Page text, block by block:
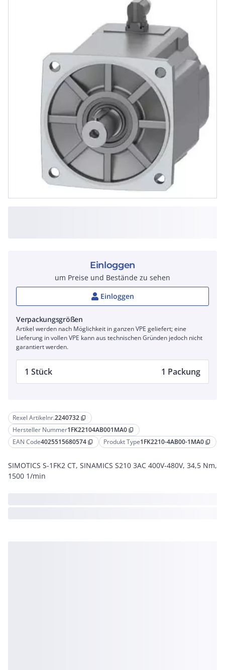
Rexel Artikelnr.2240732 content_copy
Hersteller Nummer1FK22104AB001MA0 content_copy
EAN Code4025515680574 content_copy Produkt Type1FK2210-4AB00-1MA0 content_copy
SIMOTICS S-1FK2 CT, SINAMICS S210 3AC 400V-480V, 34,5 Nm,
1500 1/min
Einloggen
um Preise und Bestände zu sehen
Einloggen
Verpackungsgrößen
Artikel werden nach Möglichkeit in ganzen VPE geliefert; eine
Lieferung in vollen VPE kann aus technischen Gründen jedoch nicht
garantiert werden.
1 Stück 1 Packung